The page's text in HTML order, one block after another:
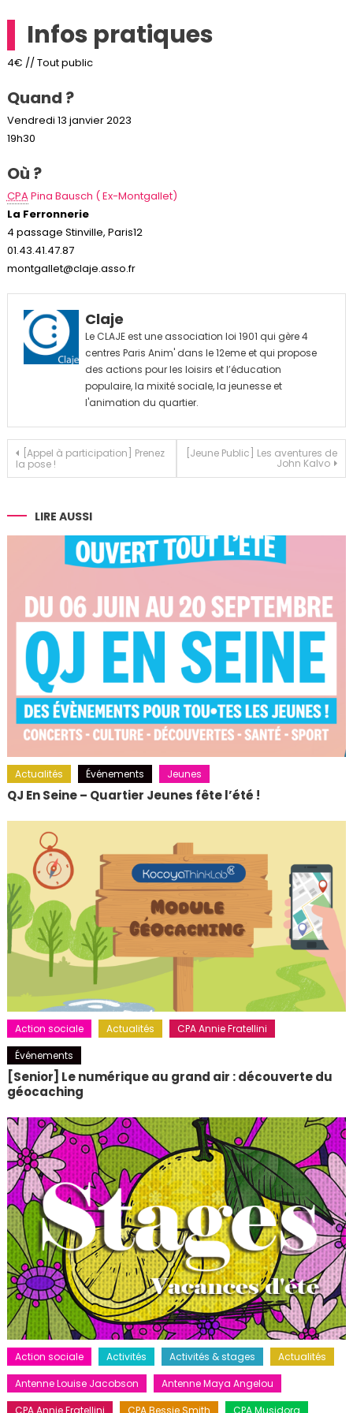
Infos pratiques
4€ // Tout public
Quand ?
Vendredi 13 janvier 2023
19h30
Où ?
CPAPina Bausch ( Ex-Montgallet)
La Ferronnerie
4 passage Stinville, Paris12
01.43.41.47.87
montgallet@claje.asso.fr
Claje
Le CLAJE est une association loi 1901 qui gère 4
centres Paris Anim' dans le 12eme et qui propose
des actions pour les loisirs et l’éducation
populaire, la mixité sociale, la jeunesse et
l'animation du quartier.
Navigation
de
l’article
[Appel à participation] Prenez
la pose !
[Jeune Public] Les aventures de
John Kalvo
LIRE AUSSI
Actualités Événements Jeunes
QJ En Seine – Quartier Jeunes fête l’été !
Action sociale Actualités
CPA Annie Fratellini
Événements
[Senior] Le numérique au grand air : découverte du
géocaching
Action sociale Activités Activités & stages
Actualités
Antenne Louise Jacobson
Antenne Maya Angelou
CPA Annie Fratellini
CPA Bessie Smith
CPA Musidora